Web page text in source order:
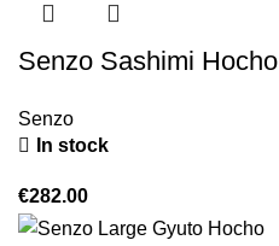
Senzo Sashimi Hocho
Senzo
In stock
€282.00